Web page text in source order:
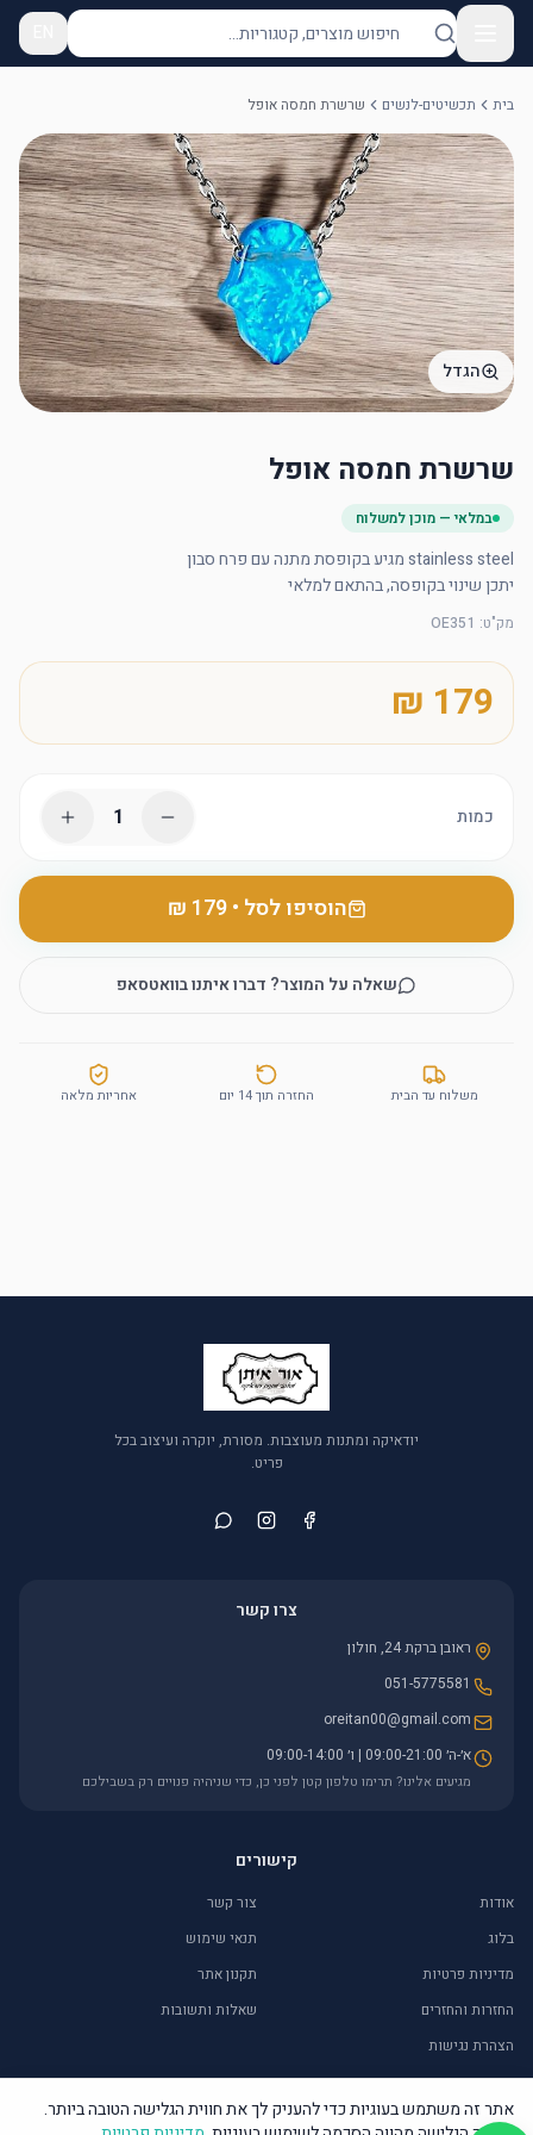
בית תכשיטים-לנשים שרשרת חמסה אופל
הגדל
שרשרת חמסה אופל
במלאי — מוכן למשלוח
יתכן שינוי בקופסה, בהתאם למלאי
מק"ט:
OE351
כמות 1
הוסיפו לסל •
‏179 ₪
שאלה על המוצר? דברו איתנו בוואטסאפ
משלוח עד הבית החזרה תוך 14 יום אחריות מלאה
יודאיקה ומתנות מעוצבות. מסורת, יוקרה ועיצוב בכל
פריט.
צרו קשר
ראובן ברקת 24, חולון
051-5775581
oreitan00@gmail.com
א׳-ה׳ 09:00-21:00 | ו׳ 09:00-14:00
מגיעים אלינו? תרימו טלפון קטן לפני כן, כדי שניהיה פנויים רק בשבילכם
קישורים
אודות
צור קשר
בלוג
תנאי שימוש
מדיניות פרטיות
תקנון אתר
החזרות והחזרים
שאלות ותשובות
הצהרת נגישות
אתר זה משתמש בעוגיות כדי להעניק לך את חווית הגלישה הטובה ביותר.